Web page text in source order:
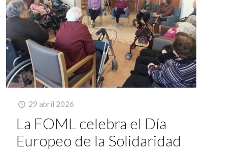
29 abril 2026
La FOML celebra el Día
Europeo de la Solidaridad